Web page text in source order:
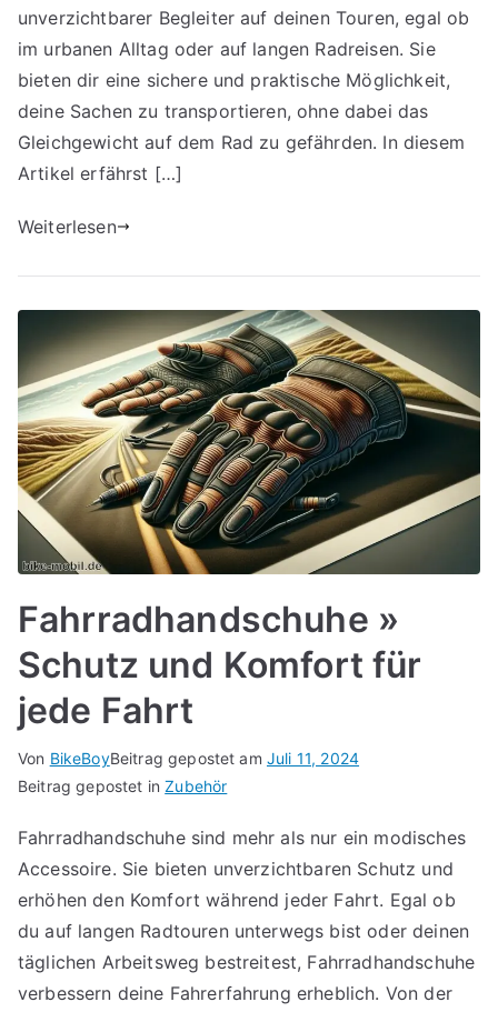
unverzichtbarer Begleiter auf deinen Touren, egal ob
im urbanen Alltag oder auf langen Radreisen. Sie
bieten dir eine sichere und praktische Möglichkeit,
deine Sachen zu transportieren, ohne dabei das
Gleichgewicht auf dem Rad zu gefährden. In diesem
Artikel erfährst […]
Weiterlesen
Fahrradhandschuhe »
Schutz und Komfort für
jede Fahrt
Von BikeBoyBeitrag gepostet am Juli 11, 2024
Beitrag gepostet inZubehör
Fahrradhandschuhe sind mehr als nur ein modisches
Accessoire. Sie bieten unverzichtbaren Schutz und
erhöhen den Komfort während jeder Fahrt. Egal ob
du auf langen Radtouren unterwegs bist oder deinen
täglichen Arbeitsweg bestreitest, Fahrradhandschuhe
verbessern deine Fahrerfahrung erheblich. Von der